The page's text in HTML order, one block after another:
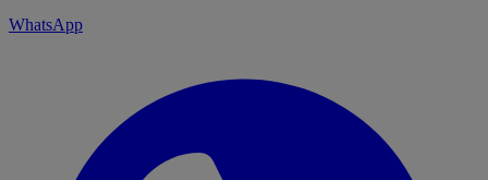
WhatsApp